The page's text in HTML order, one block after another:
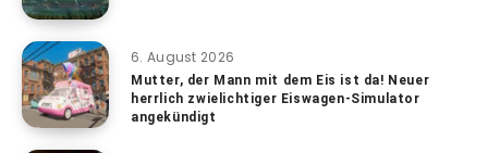
6. August 2026
Mutter, der Mann mit dem Eis ist da! Neuer
herrlich zwielichtiger Eiswagen-Simulator
angekündigt